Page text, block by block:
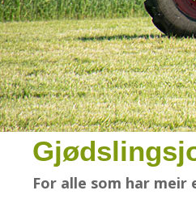
For alle som har